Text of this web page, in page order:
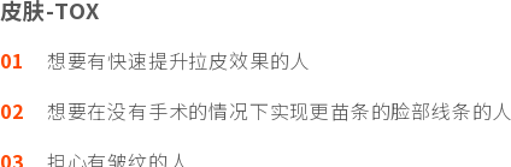
皮肤-TOX
01 想要有快速提升拉皮效果的人
02 想要在没有手术的情况下实现更苗条的脸部线条的人
03 担心有皱纹的人